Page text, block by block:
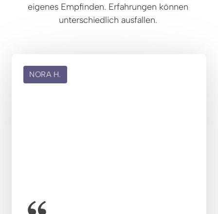
eigenes Empfinden. Erfahrungen können
unterschiedlich ausfallen.
NORA H.